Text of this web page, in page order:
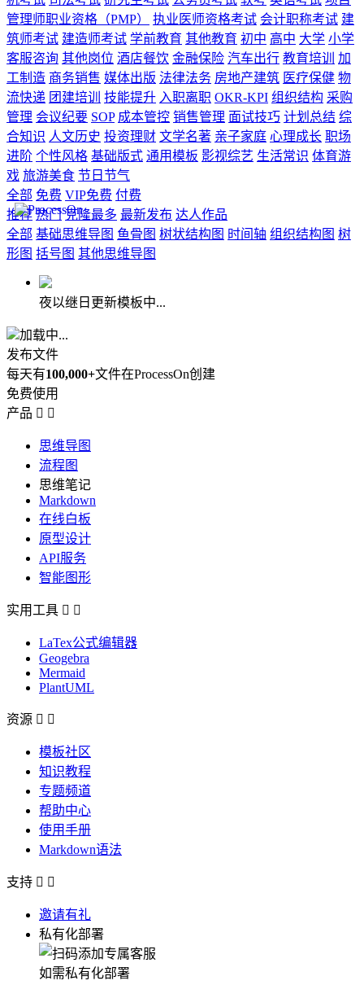
管理师职业资格（PMP）
执业医师资格考试 会计职称考试 建
筑师考试 建造师考试 学前教育 其他教育 初中 高中 大学 小学
客服咨询 其他岗位 酒店餐饮 金融保险 汽车出行 教育培训
加
工制造 商务销售 媒体出版 法律法务 房地产建筑 医疗保健 物
流快递 团建培训 技能提升 入职离职 OKR-KPI 组织结构 采购
管理 会议纪要 SOP 成本管控 销售管理 面试技巧 计划总结 综
合知识 人文历史 投资理财 文学名著 亲子家庭 心理成长 职场
进阶 个性风格 基础版式 通用模板 影视综艺 生活常识 体育游
戏 旅游美食 节日节气
全部 免费 VIP免费 付费
推荐 热门 克隆最多 最新发布 达人作品
全部 基础思维导图 鱼骨图 树状结构图 时间轴 组织结构图 树
形图 括号图 其他思维导图
夜以继日更新模板中...
加载中...
发布文件
每天有100,000+文件在ProcessOn创建
免费使用
产品  
思维导图
流程图
思维笔记
Markdown
在线白板
原型设计
API服务
智能图形
实用工具  
LaTex公式编辑器
Geogebra
Mermaid
PlantUML
资源  
模板社区
知识教程
专题频道
帮助中心
使用手册
Markdown语法
支持  
邀请有礼
私有化部署
如需私有化部署